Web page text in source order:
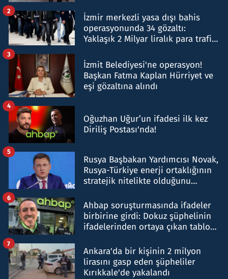
İzmir merkezli yasa dışı bahis
operasyonunda 34 gözaltı:
Yaklaşık 2 Milyar liralık para trafiği
2
İzmit Belediyesi'ne operasyon!
Başkan Fatma Kaplan Hürriyet ve
eşi gözaltına alındı
3
Oğuzhan Uğur’un ifadesi ilk kez
Diriliş Postası'nda!
4
Rusya Başbakan Yardımcısı Novak,
Rusya-Türkiye enerji ortaklığının
stratejik nitelikte olduğunu
5
Ahbap soruşturmasında ifadeler
birbirine girdi: Dokuz şüphelinin
ifadelerinden ortaya çıkan tablo
6
Ankara'da bir kişinin 2 milyon
lirasını gasp eden şüpheliler
Kırıkkale'de yakalandı
7